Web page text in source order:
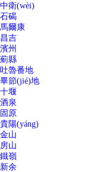
中衛(wèi)
石碣
馬爾康
昌吉
濱州
薊縣
吐魯番地
畢節(jié)地
十堰
酒泉
固原
貴陽(yáng)
金山
房山
鐵嶺
新余